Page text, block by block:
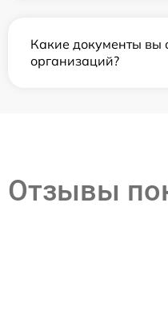
Какие документы вы
организаций?
Отзывы